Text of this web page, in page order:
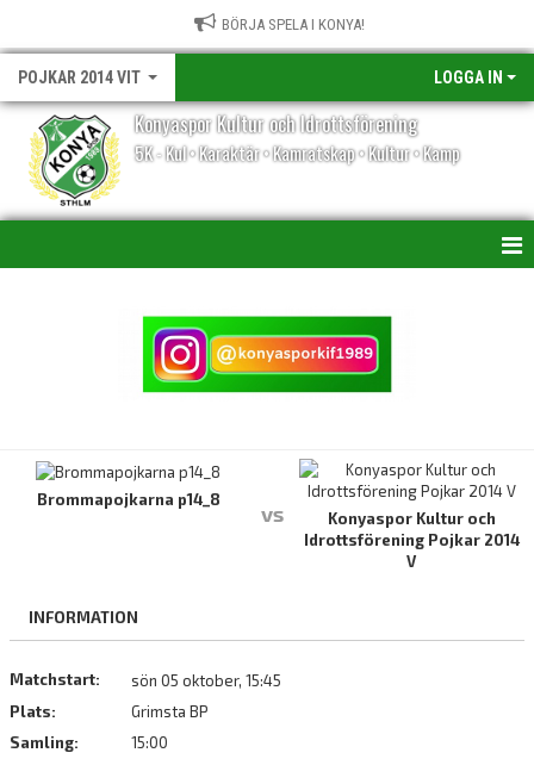
BÖRJA SPELA I KONYA!
POJKAR 2014 VIT LOGGA IN
Konyaspor Kultur och Idrottsförening
5K - Kul • Karaktär • Kamratskap • Kultur • Kamp
TRUPPEN
Brommapojkarna p14_8
vs
Konyaspor Kultur och
Idrottsförening Pojkar 2014
V
INFORMATION
Matchstart:
sön 05 oktober, 15:45
Plats:
Grimsta BP
Samling:
15:00